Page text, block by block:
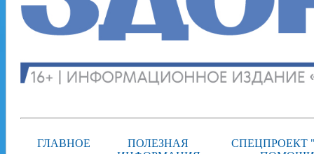
ГЛАВНОЕ
ПОЛЕЗНАЯ
СПЕЦПРОЕКТ